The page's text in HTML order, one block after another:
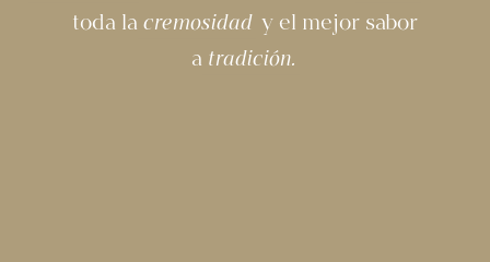
toda la cremosidad y el mejor sabor
a tradición.